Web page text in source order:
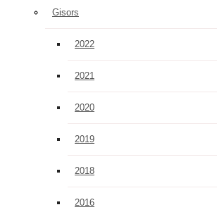
Gisors
2022
2021
2020
2019
2018
2016